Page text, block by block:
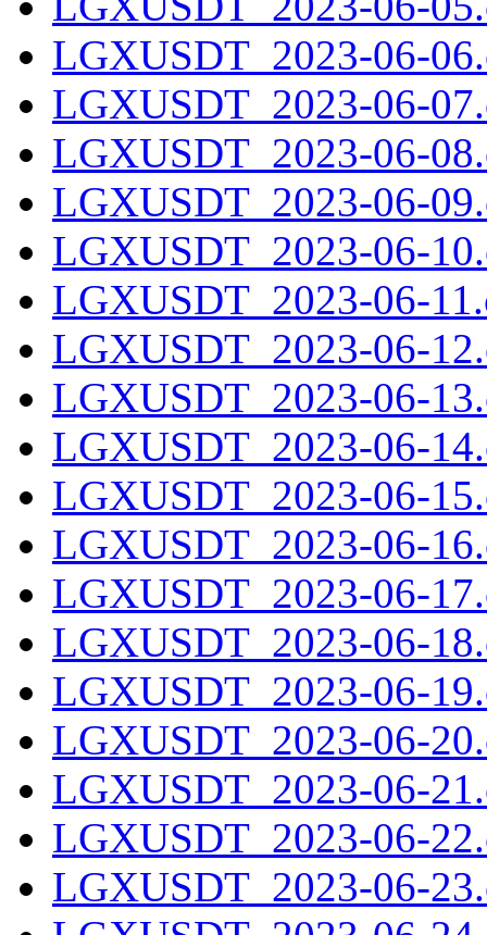
LGXUSDT_2023-06-
LGXUSDT_2023-06-
LGXUSDT_2023-06-
LGXUSDT_2023-06-
LGXUSDT_2023-06-
LGXUSDT_2023-06-
LGXUSDT_2023-06-
LGXUSDT_2023-06-
LGXUSDT_2023-06-
LGXUSDT_2023-06-
LGXUSDT_2023-06-
LGXUSDT_2023-06-
LGXUSDT_2023-06-
LGXUSDT_2023-06-
LGXUSDT_2023-06-
LGXUSDT_2023-06-
LGXUSDT_2023-06-
LGXUSDT_2023-06-